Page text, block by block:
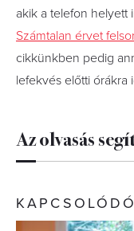
akik a telefon helyett
Számtalan érvet
cikkünkben pedig
lefekvés előtti órákra
Az olvasás
KAPCSOLÓDÓ